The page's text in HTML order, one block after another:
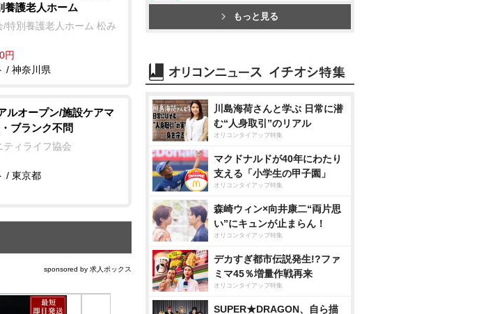
養護老人ホーム
特別養護老人ホーム 松み
円
/ 神奈川県
ルオープン/施設ケアマ
ブランク不問
ィライフ協会
/ 東京都
sponsored by 求人ボックス
もっと見る
川島海荷さんと学ぶ 日常に潜
む“人身取引”のリアル
オリコンタイアップ特集
マクドナルドが40年にわたり
支える「小学生の甲子園」
オリコンタイアップ特集
森崎ウィン×向井康二“両片思
い”にキュンが止まらん！
オリコンタイアップ特集
デカすぎ都市伝説発生!?ファ
ミマ45％増量作戦再来
オリコンタイアップ特集
SUPER★DRAGON、自ら描